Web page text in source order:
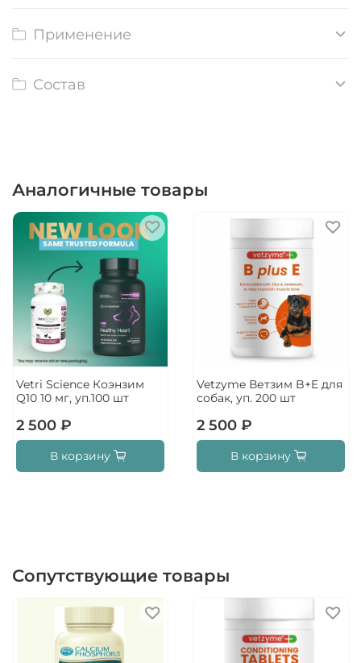
Применение
Состав
Аналогичные товары
Vetri Science Коэнзим
Q10 10 мг, уп.100 шт
2 500 ₽
В корзину
Vetzyme Ветзим B+E для
собак, уп. 200 шт
2 500 ₽
В корзину
Сопутствующие товары